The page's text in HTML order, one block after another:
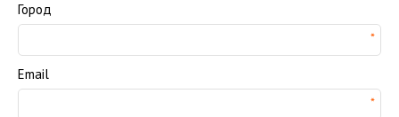
Город
Email